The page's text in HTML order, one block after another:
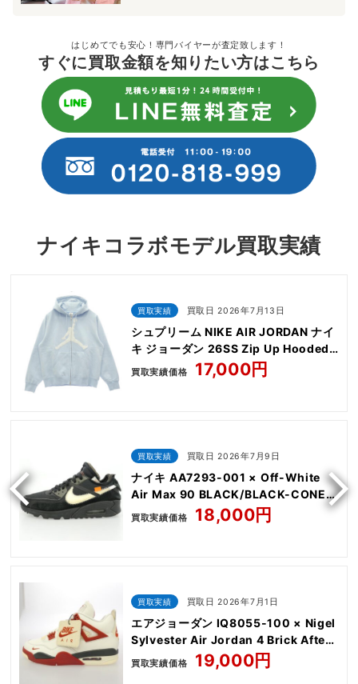
はじめてでも安心！専門バイヤーが査定致します！
すぐに買取金額を知りたい方はこちら
ナイキコラボモデル買取実績
買取実績 買取日 2026年7月13日
シュプリーム NIKE AIR JORDAN ナイ
キ ジョーダン 26SS Zip Up Hooded
Sweatshirt
買取実績価格 17,000円
買取実績 買取日 2026年7月9日
ナイキ AA7293-001 × Off-White
Air Max 90 BLACK/BLACK-CONE-
WHITE
買取実績価格 18,000円
買取実績 買取日 2026年7月1日
エアジョーダン IQ8055-100 × Nigel
Sylvester Air Jordan 4 Brick After
Brick AJ4
買取実績価格 19,000円